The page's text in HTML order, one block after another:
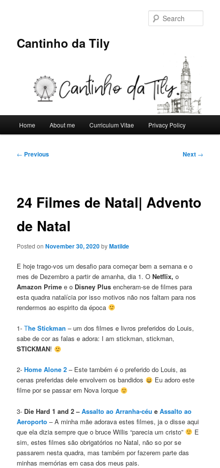
Cantinho da Tily
Home About me Curriculum Vitae Privacy Policy
Post
← Previous Next →
24 Filmes de Natal| Advento
de Natal
Posted onNovember 30, 2020byMatilde
E hoje trago-vos um desafio para começar bem a semana e o
mes de Dezembro a partir de amanha, dia 1. ONetflix,o
Amazon Primee o Disney Plus encheram-se de filmes para
esta quadra natalícia por isso motivos não nos faltam para nos
rendermos ao espirito da época
1-The Stickman – um dos filmes e livros preferidos do Louis,
sabe de cor as falas e adora: I am stickman, stickman,
STICKMAN!
2-Home Alone 2 – Este também é o preferido do Louis, as
cenas preferidas dele envolvem os bandidos
Eu adoro este
filme por se passar em Nova Iorque
3- Die Hard 1 and 2 –Assalto ao Arranha-céu eAssalto ao
Aeroporto – A minha mãe adorava estes filmes, ja o disse aqui
que ela dizia sempre que o bruce Willis “parecia um cristo”
E
sim, estes filmes são obrigatórios no Natal, não so por se
passarem nesta quadra, mas também por fazerem parte das
minhas memórias em casa dos meus pais.